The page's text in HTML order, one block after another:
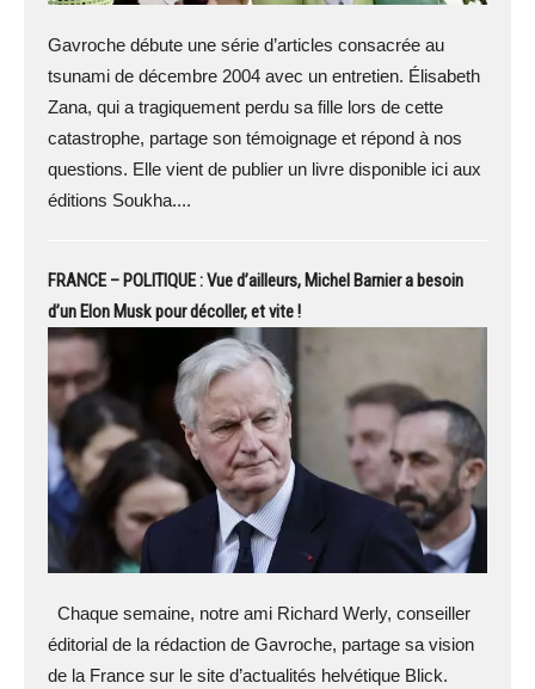
Gavroche débute une série d’articles consacrée au
tsunami de décembre 2004 avec un entretien. Élisabeth
Zana, qui a tragiquement perdu sa fille lors de cette
catastrophe, partage son témoignage et répond à nos
questions. Elle vient de publier un livre disponible ici aux
éditions Soukha....
FRANCE – POLITIQUE : Vue d’ailleurs, Michel Barnier a besoin
d’un Elon Musk pour décoller, et vite !
Chaque semaine, notre ami Richard Werly, conseiller
éditorial de la rédaction de Gavroche, partage sa vision
de la France sur le site d’actualités helvétique Blick.